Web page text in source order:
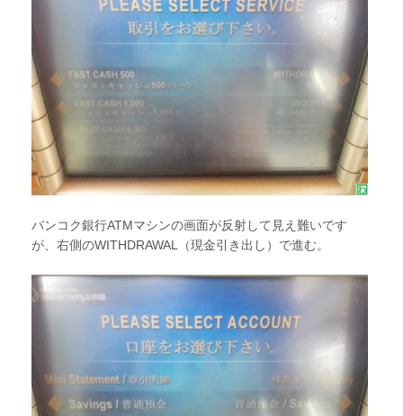
バンコク銀行ATMマシンの画面が反射して見え難いです
が、右側のWITHDRAWAL（現金引き出し）で進む。